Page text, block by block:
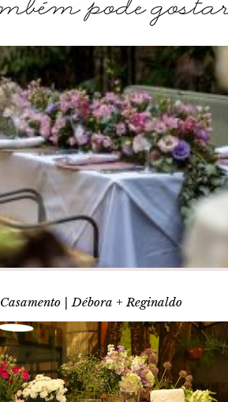
Casamento | Débora + Reginaldo